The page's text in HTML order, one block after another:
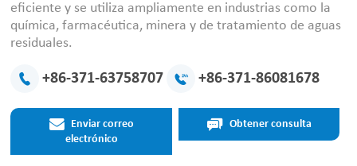
eficiente y se utiliza ampliamente en industrias como la
química, farmacéutica, minera y de tratamiento de aguas
residuales.
+86-371-63758707 +86-371-86081678
Enviar correo
electrónico
Obtener consulta